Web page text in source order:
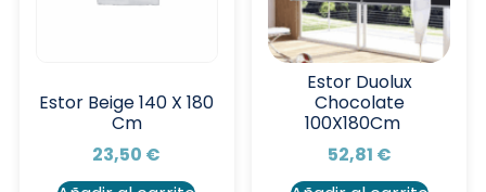
Estor Beige 140 X 180
Cm
23,50 €
Estor Duolux
Chocolate
100X180Cm
52,81 €